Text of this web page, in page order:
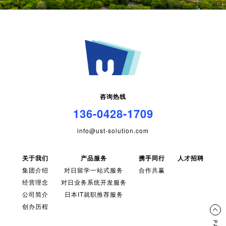
咨询热线
136-0428-1709
info@ust-solution.com
关于我们
集团介绍
经营理念
公司简介
创办历程
产品服务
对日留学一站式服务
对日业务系统开发服务
日本IT就职推荐服务
携手同行
合作共赢
人才招聘